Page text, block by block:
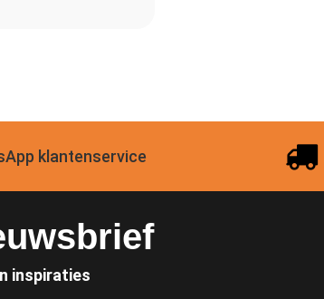
klantenservice
inspiraties